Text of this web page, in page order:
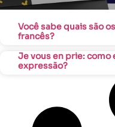
Você sabe quais são
francês?
Je vous en prie: como
expressão?